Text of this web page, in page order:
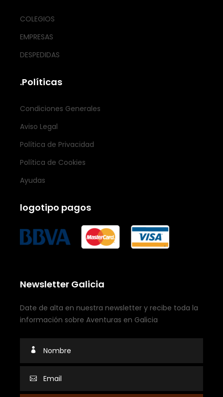
COLEGIOS
EMPRESAS
DESPEDIDAS
.Políticas
Condiciones Generales
Aviso Legal
Política de Privacidad
Política de Cookies
Ayudas
logotipo pagos
Newsletter Galicia
Date de alta en nuestra newsletter y recibe toda la
información sobre Aventuras en Galicia